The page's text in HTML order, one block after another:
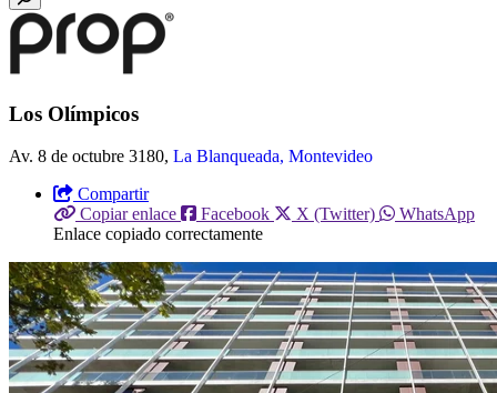
Los Olímpicos
Av. 8 de octubre 3180, La Blanqueada, Montevideo
Compartir
Copiar enlace
Facebook X (Twitter)
WhatsApp
Enlace copiado correctamente